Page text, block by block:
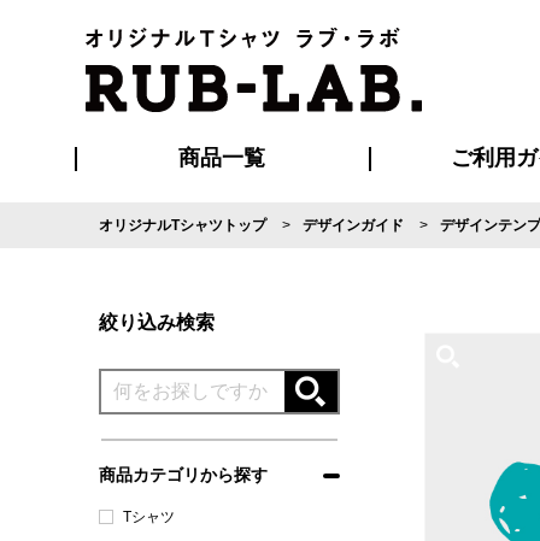
商品一覧 ご利用
ご利用ガ
はじめて
再注文の
お支払い方
割引まと
発送・特急サー
版の保管期
マイページ会
よくある
オリジナルTシャツトップ デザインガイド デザインテン
絞り込み検索
商品カテゴリから探す
Tシャツ